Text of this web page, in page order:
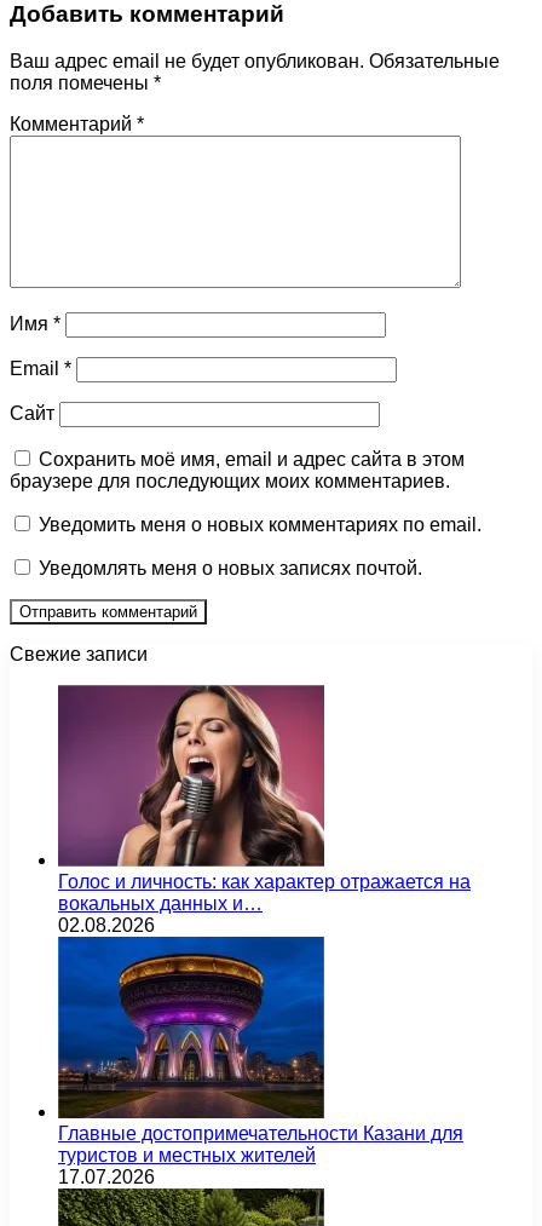
Добавить комментарий
Ваш адрес email не будет опубликован. Обязательные
поля помечены *
Комментарий *
Имя *
Email *
Сайт
Сохранить моё имя, email и адрес сайта в этом
браузере для последующих моих комментариев.
Уведомить меня о новых комментариях по email.
Уведомлять меня о новых записях почтой.
Свежие записи
Голос и личность: как характер отражается на
вокальных данных и…
02.08.2026
Главные достопримечательности Казани для
туристов и местных жителей
17.07.2026